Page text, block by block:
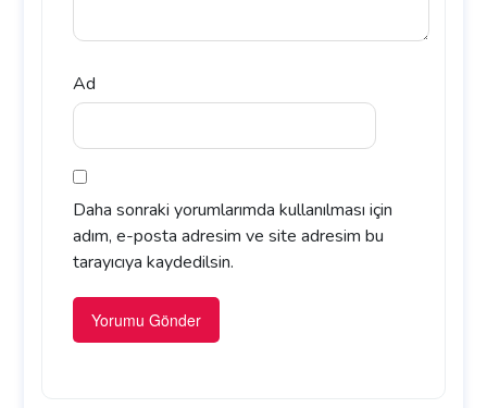
Ad
Daha sonraki yorumlarımda kullanılması için
adım, e-posta adresim ve site adresim bu
tarayıcıya kaydedilsin.